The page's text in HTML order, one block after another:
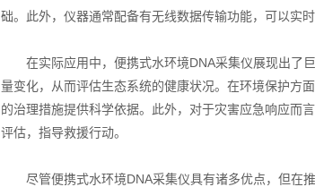
础。此外，仪器通常配备有无线数据传输功能，可以实
在实际应用中，便携式水环境DNA采集仪展现出了巨
量变化，从而评估生态系统的健康状况。在环境保护方
的治理措施提供科学依据。此外，对于灾害应急响应而
评估，指导救援行动。
尽管便携式水环境DNA采集仪具有诸多优点，但在推